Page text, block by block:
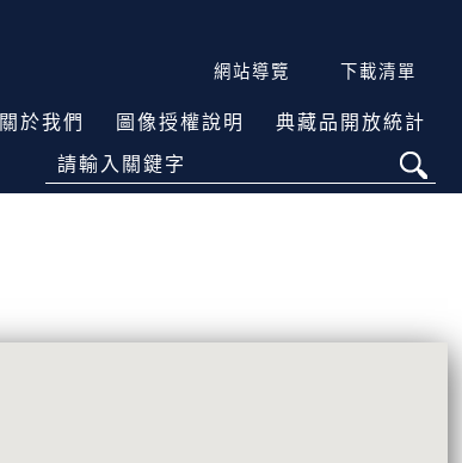
網站導覽 下載清單
關於我們 圖像授權說明 典藏品開放統計
請輸入關鍵字